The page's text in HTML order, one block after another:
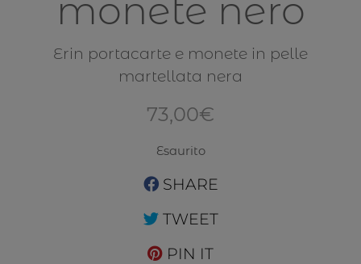
monete nero
Erin portacarte e monete in pelle
martellata nera
73,00€
Esaurito
SHARE
TWEET
PIN IT